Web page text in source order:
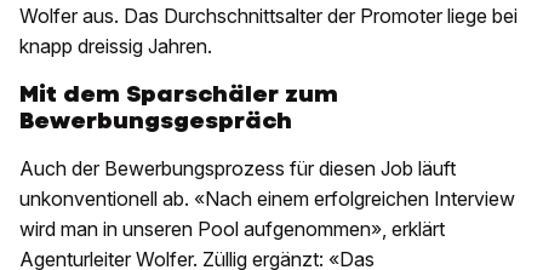
Wolfer aus. Das Durchschnittsalter der Promoter liege bei
knapp dreissig Jahren.
Mit dem Sparschäler zum
Bewerbungsgespräch
Auch der Bewerbungsprozess für diesen Job läuft
unkonventionell ab. «Nach einem erfolgreichen Interview
wird man in unseren Pool aufgenommen», erklärt
Agenturleiter Wolfer. Züllig ergänzt: «Das